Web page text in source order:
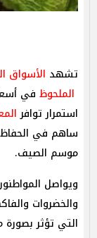
تشهد الأسواق
الملحوظ في
استمرار توافر
ساهم في
موسم الصيف.
ويواصل
والخضروات
التي تؤثر بصورة